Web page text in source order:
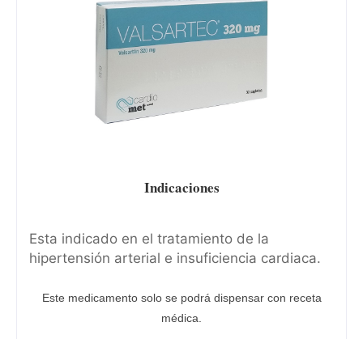
Indicaciones
Esta indicado en el tratamiento de la
hipertensión arterial e insuficiencia cardiaca.
Este medicamento solo se podrá dispensar con receta
médica.